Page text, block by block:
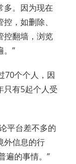
多。因为现在
，如删除、
控翻墙，浏览
。”
70个个人，因
只有5起个人受
平台差不多的
外信息的行
遍的事情。”